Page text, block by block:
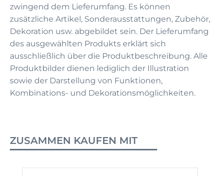
zwingend dem Lieferumfang. Es können
zusätzliche Artikel, Sonderausstattungen, Zubehör,
Dekoration usw. abgebildet sein. Der Lieferumfang
des ausgewählten Produkts erklärt sich
ausschließlich über die Produktbeschreibung. Alle
Produktbilder dienen lediglich der Illustration
sowie der Darstellung von Funktionen,
Kombinations- und Dekorationsmöglichkeiten.
ZUSAMMEN KAUFEN MIT